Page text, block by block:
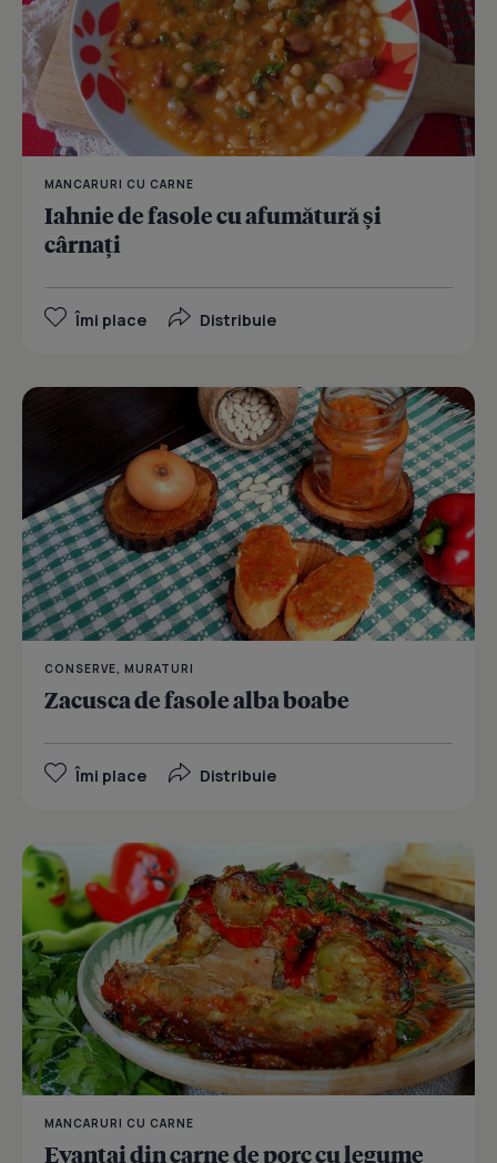
MANCARURI CU CARNE
Iahnie de fasole cu afumătură şi
cârnaţi
Îmi place Distribuie
CONSERVE, MURATURI
Zacusca de fasole alba boabe
Îmi place Distribuie
MANCARURI CU CARNE
Evantai din carne de porc cu legume